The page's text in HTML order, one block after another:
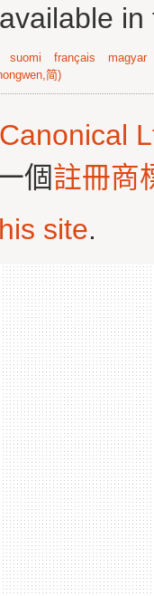
suomi français
magyar
简)
Canonical
個註冊商
site.